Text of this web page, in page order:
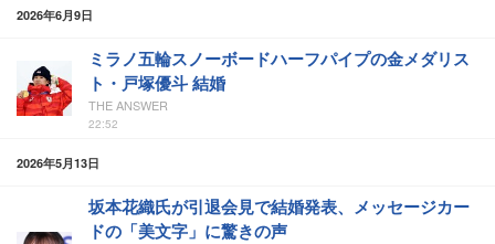
2026年6月9日
ミラノ五輪スノーボードハーフパイプの金メダリス
ト・戸塚優斗 結婚
THE ANSWER
22:52
2026年5月13日
坂本花織氏が引退会見で結婚発表、メッセージカー
ドの「美文字」に驚きの声